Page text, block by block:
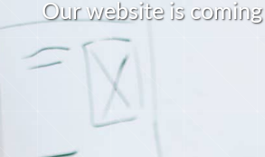
Our website is coming